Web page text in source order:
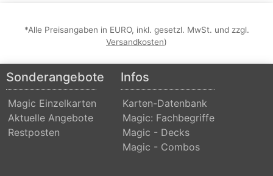
Alpha
Amonkhet
Invocations
Antiquities
Apocalypse
*Alle Preisangaben in EURO, inkl. gesetzl. MwSt. und zzgl.
Versandkosten)
Sonderangebote
Magic Einzelkarten
Aktuelle Angebote
Restposten
Infos
Karten-Datenbank
Magic: Fachbegriffe
Magic - Decks
Magic - Combos